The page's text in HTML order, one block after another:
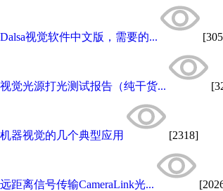
Dalsa视觉软件中文版，需要的...
视觉光源打光测试报告（纯干货...
机器视觉的几个典型应用 [2318]
远距离信号传输CameraLink光...